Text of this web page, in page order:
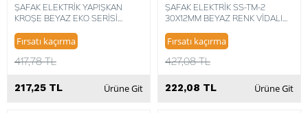
ŞAFAK ELEKTRİK YAPIŞKAN
KROŞE BEYAZ EKO SERİSİ
8680734711926
Fırsatı kaçırma
417,78 TL
217,25 TL Ürüne Git
ŞAFAK ELEKTRİK SS-TM-2
30X12MM BEYAZ RENK VİDALI
8014748304216
Fırsatı kaçırma
427,08 TL
222,08 TL Ürüne Git